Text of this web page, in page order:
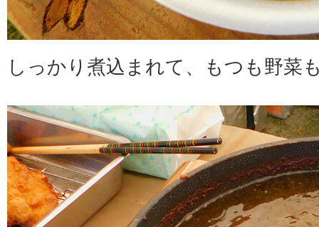
しっかり煮込まれて、もつも野菜